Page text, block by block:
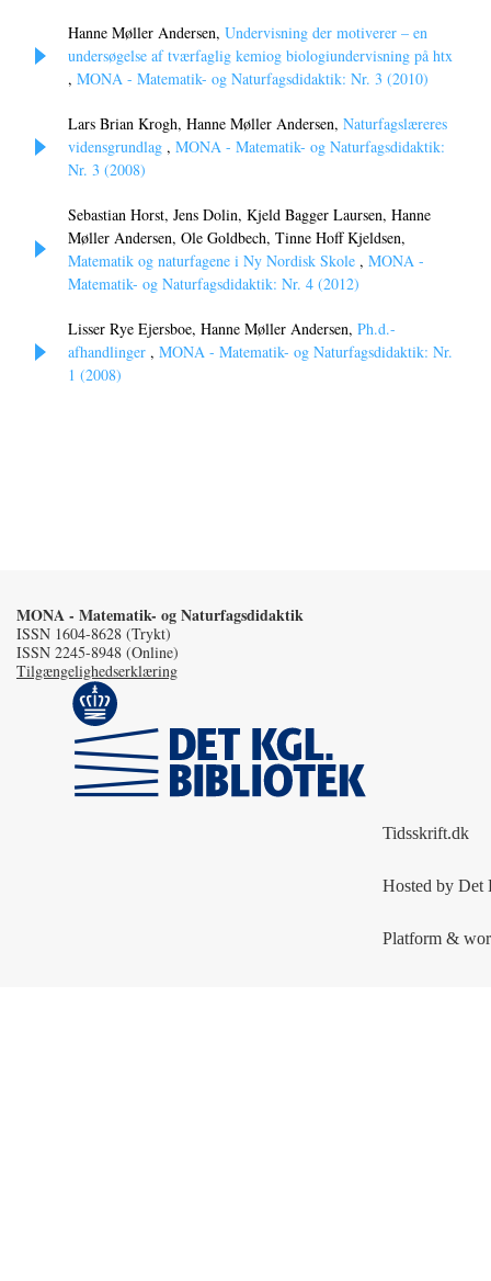
Hanne Møller Andersen, Undervisning der motiverer – en
undersøgelse af tværfaglig kemiog biologiundervisning på htx
, MONA - Matematik- og Naturfagsdidaktik: Nr. 3 (2010)
Lars Brian Krogh, Hanne Møller Andersen, Naturfagslæreres
vidensgrundlag , MONA - Matematik- og Naturfagsdidaktik:
Nr. 3 (2008)
Sebastian Horst, Jens Dolin, Kjeld Bagger Laursen, Hanne
Møller Andersen, Ole Goldbech, Tinne Hoff Kjeldsen,
Matematik og naturfagene i Ny Nordisk Skole , MONA -
Matematik- og Naturfagsdidaktik: Nr. 4 (2012)
Lisser Rye Ejersboe, Hanne Møller Andersen, Ph.d.-
afhandlinger , MONA - Matematik- og Naturfagsdidaktik: Nr.
1 (2008)
MONA - Matematik- og Naturfagsdidaktik
ISSN 1604-8628 (Trykt)
ISSN 2245-8948 (Online)
Tilgængelighedserklæring